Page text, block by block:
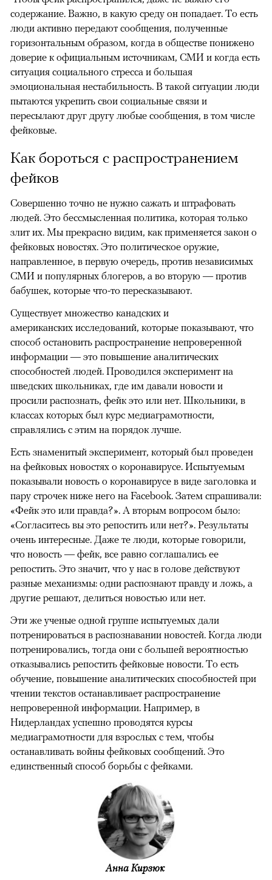
содержание. Важно, в какую среду он попадает. То есть
люди активно передают сообщения, полученные
горизонтальным образом, когда в обществе понижено
доверие к официальным источникам, СМИ и когда есть
ситуация социального стресса и большая
эмоциональная нестабильность. В такой ситуации люди
пытаются укрепить свои социальные связи и
пересылают друг другу любые сообщения, в том числе
фейковые.
Как бороться с распространением
фейков
Совершенно точно не нужно сажать и штрафовать
людей. Это бессмысленная политика, которая только
злит их. Мы прекрасно видим, как применяется закон о
фейковых новостях. Это политическое оружие,
направленное, в первую очередь, против независимых
СМИ и популярных блогеров, а во вторую — против
бабушек, которые что-то пересказывают.
Существует множество канадских и
американских исследований, которые показывают, что
способ остановить распространение непроверенной
информации — это повышение аналитических
способностей людей. Проводился эксперимент на
шведских школьниках, где им давали новости и
просили распознать, фейк это или нет. Школьники, в
классах которых был курс медиаграмотности,
справлялись с этим на порядок лучше.
Есть знаменитый эксперимент, который был проведен
на фейковых новостях о коронавирусе. Испытуемым
показывали новость о коронавирусе в виде заголовка и
пару строчек ниже него на Facebook. Затем спрашивали:
«Фейк это или правда?». А вторым вопросом было:
«Согласитесь вы это репостить или нет?». Результаты
очень интересные. Даже те люди, которые говорили,
что новость — фейк, все равно соглашались ее
репостить. Это значит, что у нас в голове действуют
разные механизмы: одни распознают правду и ложь, а
другие решают, делиться новостью или нет.
Эти же ученые одной группе испытуемых дали
потренироваться в распознавании новостей. Когда люди
потренировались, тогда они с большей вероятностью
отказывались репостить фейковые новости. То есть
обучение, повышение аналитических способностей при
чтении текстов останавливает распространение
непроверенной информации. Например, в
Нидерландах успешно проводятся курсы
медиаграмотности для взрослых с тем, чтобы
останавливать войны фейковых сообщений. Это
единственный способ борьбы с фейками.
Анна Кирзюк